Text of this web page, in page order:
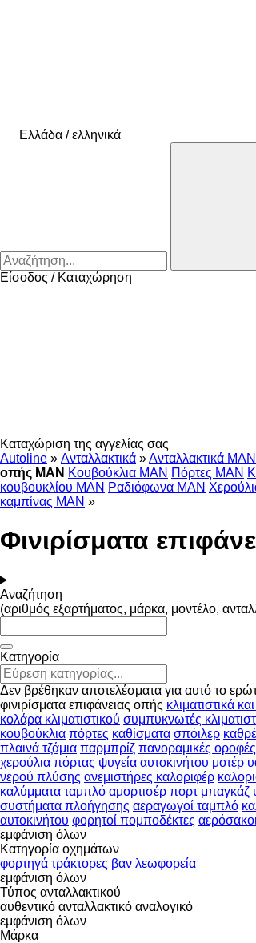
Ελλάδα / ελληνικά
Είσοδος / Καταχώρηση
Καταχώριση της αγγελίας σας
Autoline » Ανταλλακτικά »Ανταλλακτικά MAN
οπής MAN Κουβούκλια MAN Πόρτες MAN
κουβουκλίου MAN Ραδιόφωνα MAN
καμπίνας MAN »
Φινιρίσματα
Αναζήτηση
(αριθμός εξαρτήματος, μάρκα, μοντέλο,
Κατηγορία
Δεν βρέθηκαν αποτελέσματα για αυτό το
φινιρίσματα επιφάνειας οπής κλιματιστικά
κολάρα κλιματιστικού συμπυκνωτές
κουβούκλια πόρτες καθίσματα σπόιλερ
πλαινά τζάμια παρμπρίζ πανοραμικές οροφές
χερούλια πόρτας ψυγεία αυτοκινήτου μοτέρ
νερού πλύσης ανεμιστήρες καλοριφέρ
καλύμματα ταμπλό αμορτισέρ πορτ μπαγκάζ
συστήματα πλοήγησης αεραγωγοί ταμπλό
αυτοκινήτου φορητοί πομποδέκτες αερόσακοι
εμφάνιση όλων
Κατηγορία οχημάτων
φορτηγά τράκτορες βαν λεωφορεία
εμφάνιση όλων
Τύπος ανταλλακτικού
αυθεντικό ανταλλακτικό αναλογικό
εμφάνιση όλων
Μάρκα